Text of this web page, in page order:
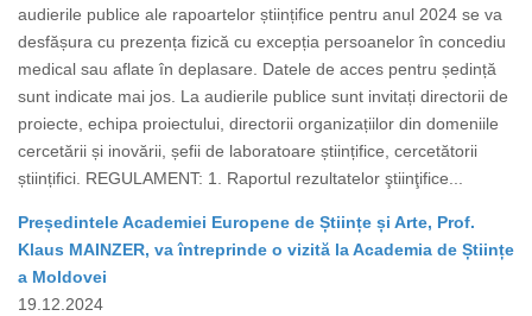
audierile publice ale rapoartelor științifice pentru anul 2024 se va
desfășura cu prezența fizică cu excepția persoanelor în concediu
medical sau aflate în deplasare. Datele de acces pentru ședință
sunt indicate mai jos. La audierile publice sunt invitați directorii de
proiecte, echipa proiectului, directorii organizațiilor din domeniile
cercetării și inovării, șefii de laboratoare științifice, cercetătorii
științifici. REGULAMENT: 1. Raportul rezultatelor ştiinţifice...
Președintele Academiei Europene de Științe și Arte, Prof.
Klaus MAINZER, va întreprinde o vizită la Academia de Științe
a Moldovei
19.12.2024